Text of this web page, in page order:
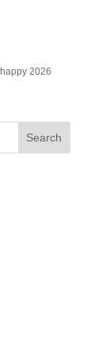
2026